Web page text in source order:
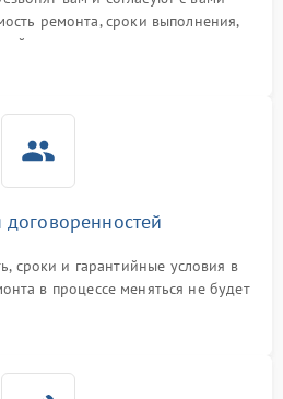
ремонта, сроки выполнения,
условия
сроки и гарантийные условия в
в процессе меняться не будет